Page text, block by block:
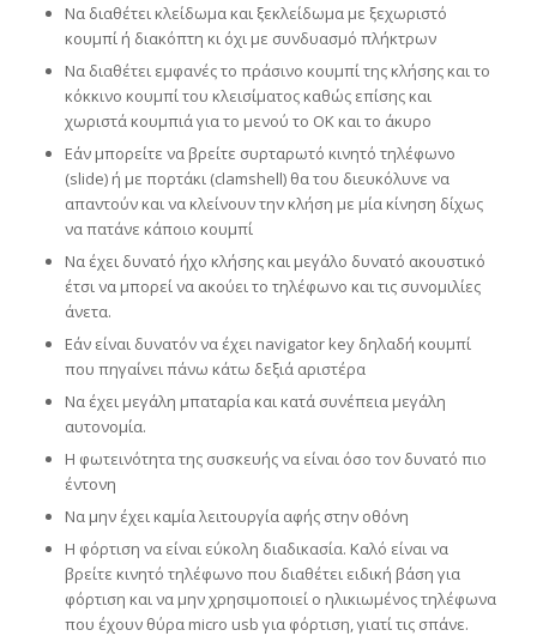
Να διαθέτει κλείδωμα και ξεκλείδωμα με ξεχωριστό
κουμπί ή διακόπτη κι όχι με συνδυασμό πλήκτρων
Να διαθέτει εμφανές το πράσινο κουμπί της κλήσης και το
κόκκινο κουμπί του κλεισίματος καθώς επίσης και
χωριστά κουμπιά για το μενού το ΟΚ και το άκυρο
Εάν μπορείτε να βρείτε συρταρωτό κινητό τηλέφωνο
(slide) ή με πορτάκι (clamshell) θα του διευκόλυνε να
απαντούν και να κλείνουν την κλήση με μία κίνηση δίχως
να πατάνε κάποιο κουμπί
Να έχει δυνατό ήχο κλήσης και μεγάλο δυνατό ακουστικό
έτσι να μπορεί να ακούει το τηλέφωνο και τις συνομιλίες
άνετα.
Εάν είναι δυνατόν να έχει navigator key δηλαδή κουμπί
που πηγαίνει πάνω κάτω δεξιά αριστέρα
Να έχει μεγάλη μπαταρία και κατά συνέπεια μεγάλη
αυτονομία.
Η φωτεινότητα της συσκευής να είναι όσο τον δυνατό πιο
έντονη
Να μην έχει καμία λειτουργία αφής στην οθόνη
Η φόρτιση να είναι εύκολη διαδικασία. Καλό είναι να
βρείτε κινητό τηλέφωνο που διαθέτει ειδική βάση για
φόρτιση και να μην χρησιμοποιεί ο ηλικιωμένος τηλέφωνα
που έχουν θύρα micro usb για φόρτιση, γιατί τις σπάνε.